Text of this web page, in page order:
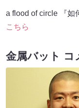
a flood of circle 『如
こちら
金属バット コ